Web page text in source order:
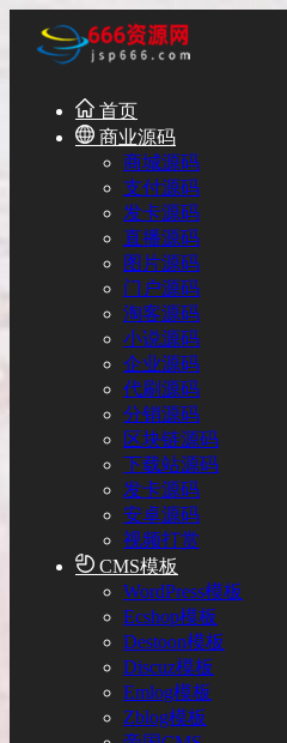
首页
商业源码
商城源码
支付源码
发卡源码
直播源码
图片源码
门户源码
淘客源码
小说源码
企业源码
代刷源码
分销源码
区块链源码
下载站源码
发卡源码
安卓源码
视频打赏
CMS模板
WordPress模板
Ecshop模板
Destoon模板
Discuz模板
Emlog模板
Zblog模板